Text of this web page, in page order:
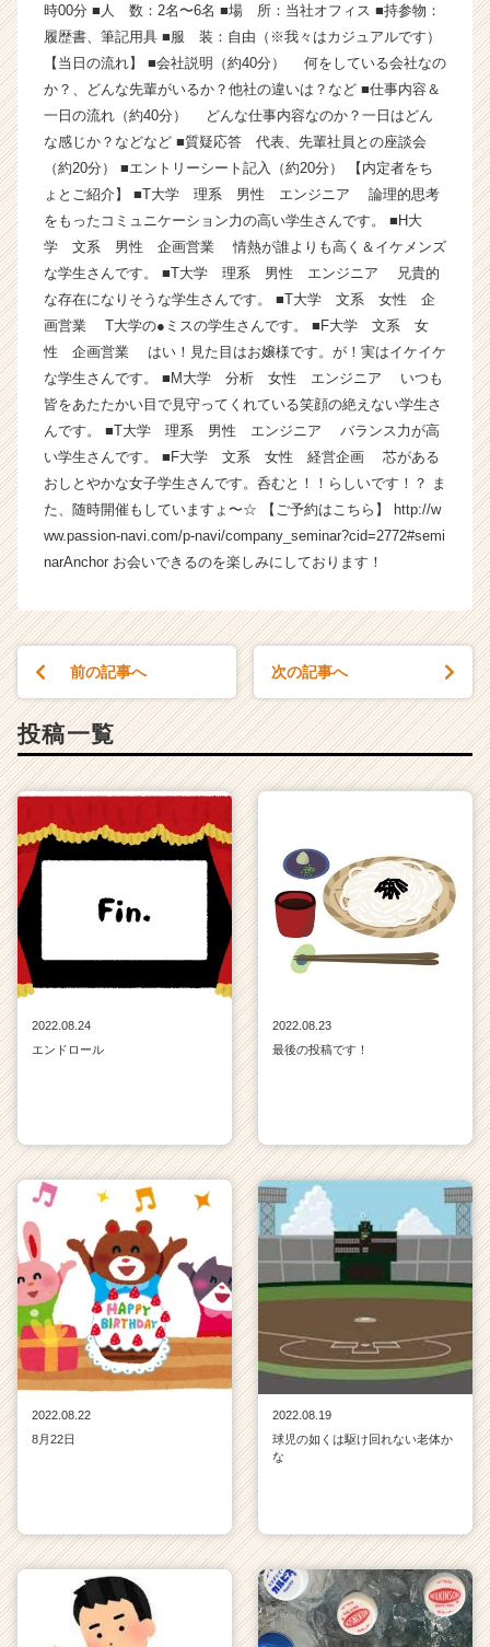
ィ
テ
ィ
ー
イ
ム
ラ
イ
ン】
|
ベ
ン
チ
ャ
ー・
成
長
企
業
か
ら
ス
カ
ト
就
ト
ア
キ
r）
時00分 ■人 数：2名〜6名 ■場 所：当社オフィス ■持参物：
履歴書、筆記用具 ■服 装：自由（※我々はカジュアルです）
【当日の流れ】 ■会社説明（約40分） 何をしている会社なの
か？、どんな先輩がいるか？他社の違いは？など ■仕事内容＆
一日の流れ（約40分） どんな仕事内容なのか？一日はどん
な感じか？などなど ■質疑応答 代表、先輩社員との座談会
（約20分） ■エントリーシート記入（約20分） 【内定者をち
ょとご紹介】 ■T大学 理系 男性 エンジニア 論理的思考
をもったコミュニケーション力の高い学生さんです。 ■H大
学 文系 男性 企画営業 情熱が誰よりも高く＆イケメンズ
な学生さんです。 ■T大学 理系 男性 エンジニア 兄貴的
な存在になりそうな学生さんです。 ■T大学 文系 女性 企
画営業 T大学の●ミスの学生さんです。 ■F大学 文系 女
性 企画営業 はい！見た目はお嬢様です。が！実はイケイケ
な学生さんです。 ■M大学 分析 女性 エンジニア いつも
皆をあたたかい目で見守ってくれている笑顔の絶えない学生さ
んです。 ■T大学 理系 男性 エンジニア バランス力が高
い学生さんです。 ■F大学 文系 女性 経営企画 芯がある
おしとやかな女子学生さんです。呑むと！！らしいです！？ ま
た、随時開催もしていますょ〜☆ 【ご予約はこちら】 http://w
ww.passion-navi.com/p-navi/company_seminar?cid=2772#semi
narAnchor お会いできるのを楽しみにしております！
前の記事へ 次の記事へ
投稿一覧
2022.08.24
エンドロール
2022.08.23
最後の投稿です！
2022.08.22
8月22日
2022.08.19
球児の如くは駆け回れない老体か
な